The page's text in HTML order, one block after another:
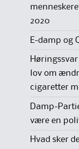
2020
E-damp og
lov om
cigaretter
Damp-
være en
Hvad sker